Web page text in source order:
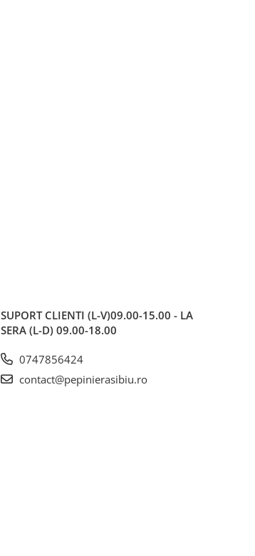
SUPORT CLIENTI (L-V)09.00-15.00 - LA
SERA (L-D) 09.00-18.00
0747856424
contact@pepinierasibiu.ro